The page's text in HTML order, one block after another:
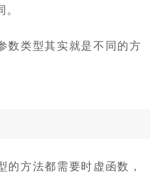
数类型其实就是不同的方
的方法都需要时虚函数，